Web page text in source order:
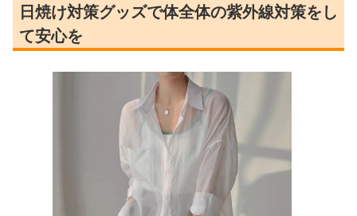
日焼け対策グッズで体全体の紫外線対策をし
て安心を